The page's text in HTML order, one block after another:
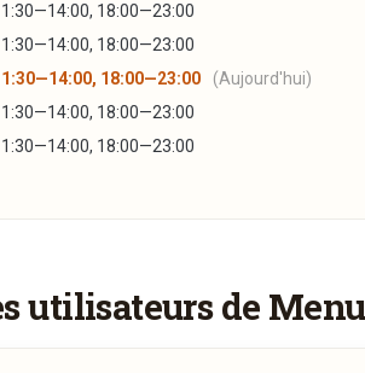
18:00—23:00
18:00—23:00
18:00—23:00
(Aujourd'hui)
18:00—23:00
18:00—23:00
utilisateurs de